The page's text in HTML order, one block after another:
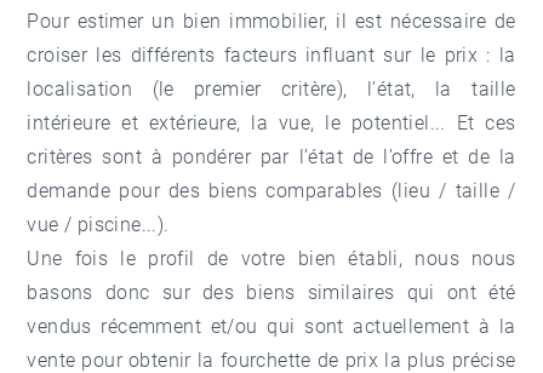
Pour estimer un bien immobilier, il est nécessaire de
croiser les différents facteurs influant sur le prix : la
localisation (le premier critère), l’état, la taille
intérieure et extérieure, la vue, le potentiel... Et ces
critères sont à pondérer par l’état de l’offre et de la
demande pour des biens comparables (lieu / taille /
vue / piscine...).
Une fois le profil de votre bien établi, nous nous
basons donc sur des biens similaires qui ont été
vendus récemment et/ou qui sont actuellement à la
vente pour obtenir la fourchette de prix la plus précise